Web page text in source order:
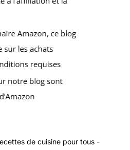
de cuisine pour tous -